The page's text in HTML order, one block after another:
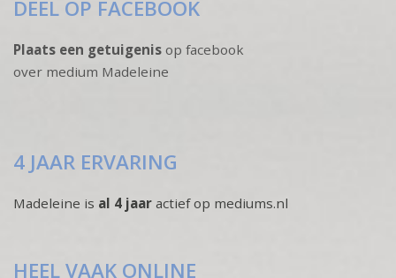
DEEL OP FACEBOOK
Plaats een getuigenis op facebook
over medium Madeleine
4 JAAR ERVARING
Madeleine is al 4 jaar actief op mediums.nl
HEEL VAAK ONLINE